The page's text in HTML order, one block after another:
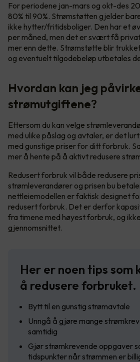
For periodene jan-mars og okt-des
80% til 90%. Strømstøtten gjelder
ikke hytter/fritidsboliger. Den har et
per måned, men det er svært få
mer enn dette. Strømstøtte blir
og eventuelt tilgodebeløp utbetales
Hvordan kan jeg
strømutgiftene?
Ettersom du kan velge
med ulike påslag og avtaler, er det
med gunstige priser for ditt forbruk.
mer å hente på å aktivt redusere
Redusert forbruk vil både redusere
strømleverandører og prisen bu
nettleiemodellen er faktisk designet
redusert forbruk. Det er derfor
fra timene med høyest forbruk, og
gjennomsnittet.
Her er noen tips som
å redusere forbruket.
Bytt til en gunstig strømavtale
Unngå å gjøre mange
samtidig
Gjør strømkrevende oppgaver
tidspunkter når strømmen er